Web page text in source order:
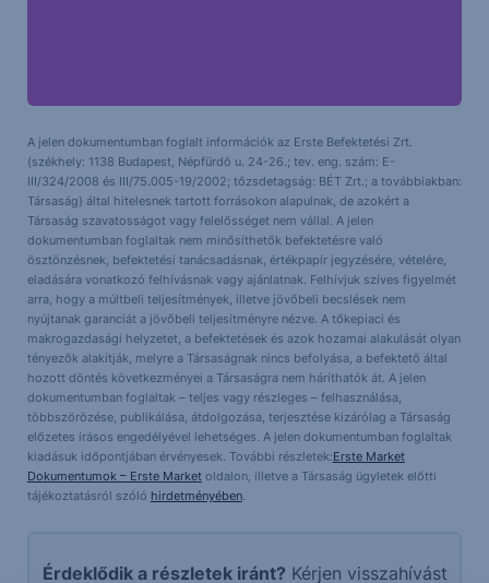
A jelen dokumentumban foglalt információk az Erste Befektetési Zrt.
(székhely: 1138 Budapest, Népfürdő u. 24-26.; tev. eng. szám: E-
III/324/2008 és III/75.005-19/2002; tőzsdetagság: BÉT Zrt.; a továbbiakban:
Társaság) által hitelesnek tartott forrásokon alapulnak, de azokért a
Társaság szavatosságot vagy felelősséget nem vállal. A jelen
dokumentumban foglaltak nem minősíthetők befektetésre való
ösztönzésnek, befektetési tanácsadásnak, értékpapír jegyzésére, vételére,
eladására vonatkozó felhívásnak vagy ajánlatnak. Felhívjuk szíves figyelmét
arra, hogy a múltbeli teljesítmények, illetve jövőbeli becslések nem
nyújtanak garanciát a jövőbeli teljesítményre nézve. A tőkepiaci és
makrogazdasági helyzetet, a befektetések és azok hozamai alakulását olyan
tényezők alakítják, melyre a Társaságnak nincs befolyása, a befektető által
hozott döntés következményei a Társaságra nem háríthatók át. A jelen
dokumentumban foglaltak – teljes vagy részleges – felhasználása,
többszörözése, publikálása, átdolgozása, terjesztése kizárólag a Társaság
előzetes írásos engedélyével lehetséges. A jelen dokumentumban foglaltak
kiadásuk időpontjában érvényesek. További részletek:Erste Market
Dokumentumok – Erste Marketoldalon, illetve a Társaság ügyletek előtti
tájékoztatásról szóló hirdetményében.
Érdeklődik a részletek iránt? Kérjen visszahívást